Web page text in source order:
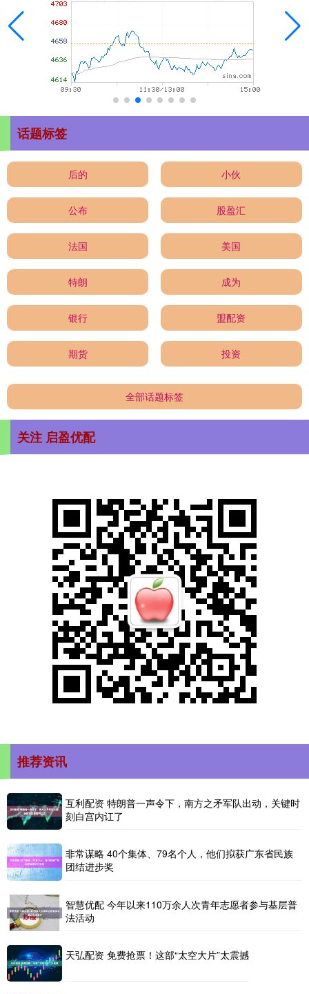
话题标签
后的 小伙
公布 股盈汇
法国 美国
特朗 成为
银行 盟配资
期货 投资
全部话题标签
关注 启盈优配
推荐资讯
互利配资 特朗普一声令下，南方之矛军队出动，关键时
刻白宫内讧了
非常谋略 40个集体、79名个人，他们拟获广东省民族
团结进步奖
智慧优配 今年以来110万余人次青年志愿者参与基层普
法活动
天弘配资 免费抢票！这部“太空大片”太震撼